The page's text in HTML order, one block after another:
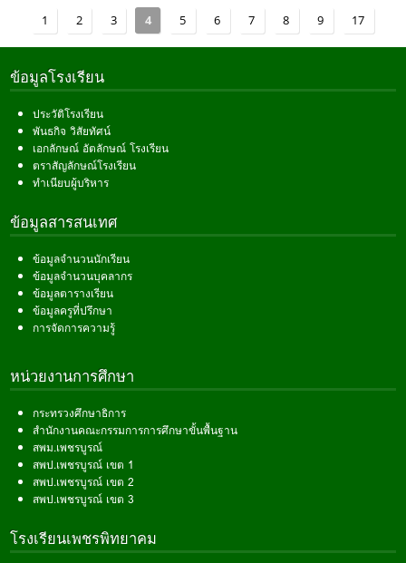
1 2 3 4 5 6 7 8 9 17
ข้อมูลโรงเรียน
ประวัติโรงเรียน
พันธกิจ วิสัยทัศน์
เอกลักษณ์ อัตลักษณ์ โรงเรียน
ตราสัญลักษณ์โรงเรียน
ทำเนียบผู้บริหาร
ข้อมูลสารสนเทศ
ข้อมูลจำนวนนักเรียน
ข้อมูลจำนวนบุคลากร
ข้อมูลตารางเรียน
ข้อมูลครูที่ปรึกษา
การจัดการความรู้
หน่วยงานการศึกษา
กระทรวงศึกษาธิการ
สำนักงานคณะกรรมการการศึกษาขั้นพื้นฐาน
สพม.เพชรบูรณ์
สพป.เพชรบูรณ์ เขต 1
สพป.เพชรบูรณ์ เขต 2
สพป.เพชรบูรณ์ เขต 3
โรงเรียนเพชรพิทยาคม